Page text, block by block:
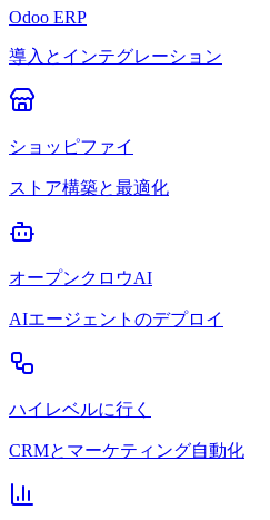
Odoo ERP
導入とインテグレーション
ショッピファイ
ストア構築と最適化
オープンクロウAI
AIエージェントのデプロイ
ハイレベルに行く
CRMとマーケティング自動化